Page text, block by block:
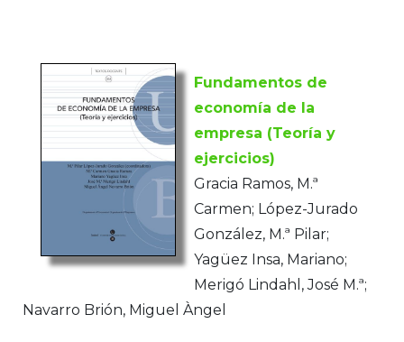
Fundamentos de
economía de la
empresa (Teoría y
ejercicios)
Gracia Ramos, M.ª
Carmen; López-Jurado
González, M.ª Pilar;
Yagüez Insa, Mariano;
Merigó Lindahl, José M.ª;
Navarro Brión, Miguel Àngel